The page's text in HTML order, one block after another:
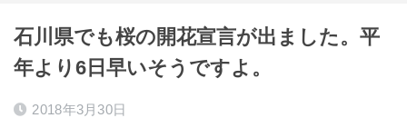
石川県でも桜の開花宣言が出ました。平
年より6日早いそうですよ。
2018年3月30日